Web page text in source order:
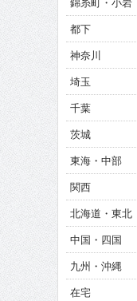
都下
神奈川
埼玉
千葉
茨城
東海・中部
関西
北海道・東北
中国・四国
九州・沖縄
在宅